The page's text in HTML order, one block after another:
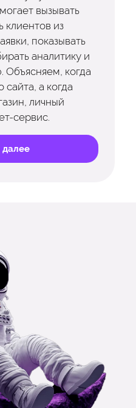
вызывать
клиентов из
показывать
аналитику и
Объясняем, когда
сайта, а когда
личный
сервис.
далее